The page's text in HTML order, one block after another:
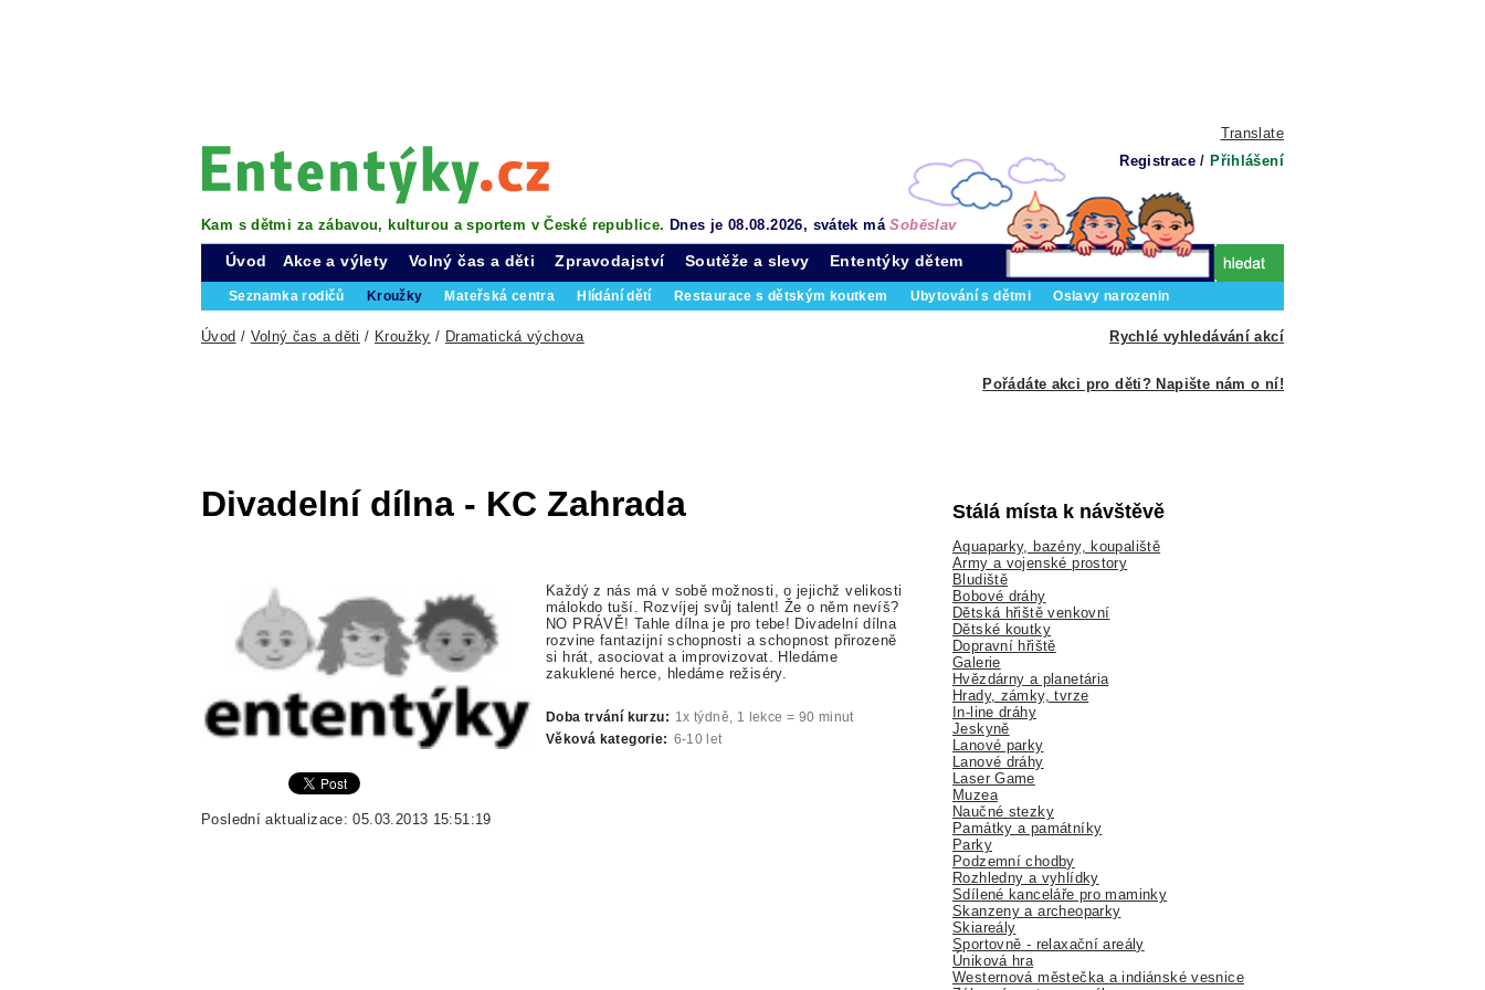
Translate
Registrace / Přihlášení
Kam s dětmi za zábavou, kulturou a sportem v České republice. Dnes je 08.08.2026, svátek máSoběslav
Úvod Akce a výlety Volný čas a děti
Seznamka rodičů Kroužky Mateřská centra Hlídání dětí Restaurace s dětským koutkem Ubytování s dětmi Oslavy narozenin
Zpravodajství Soutěže a slevy Ententýky dětem
Rychlé vyhledávání akcí
Úvod / Volný čas a děti / Kroužky / Dramatická výchova
Pořádáte akci pro děti? Napište nám o ní!
Divadelní dílna - KC Zahrada
Každý z nás má v sobě možnosti, o jejichž velikosti
málokdo tuší. Rozvíjej svůj talent! Že o něm nevíš?
NO PRÁVĚ! Tahle dílna je pro tebe! Divadelní dílna
rozvine fantazijní schopnosti a schopnost přirozeně
si hrát, asociovat a improvizovat. Hledáme
zakuklené herce, hledáme režiséry.
Doba trvání kurzu: 1x týdně, 1 lekce = 90 minut
Věková kategorie: 6-10 let
Poslední aktualizace: 05.03.2013 15:51:19
Stálá místa k návštěvě
Aquaparky, bazény, koupaliště
Army a vojenské prostory
Bludiště
Bobové dráhy
Dětská hřiště venkovní
Dětské koutky
Dopravní hřiště
Galerie
Hvězdárny a planetária
Hrady, zámky, tvrze
In-line dráhy
Jeskyně
Lanové parky
Lanové dráhy
Laser Game
Muzea
Naučné stezky
Památky a památníky
Parky
Podzemní chodby
Rozhledny a vyhlídky
Sdílené kanceláře pro maminky
Skanzeny a archeoparky
Skiareály
Sportovně - relaxační areály
Úniková hra
Westernová městečka a indiánské vesnice